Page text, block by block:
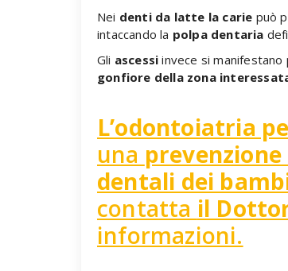
Nei denti da latte la carie può
intaccando la polpa dentaria
Gli ascessi invece si
gonfiore della zona
L’odontoiatria
una
dentali dei
contatta il
informazioni.